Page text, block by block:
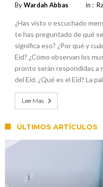
ByWardah Abbas in :
¿Has visto o escuchado
te has preguntado de qué
significa eso? ¿Por qué y
Eid? ¿Cómo observan los
pronto serán respondidas a
del Eid. ¿Qué es el Eid? La
Lee Mas
ÚLTIMOS ARTÍCULOS